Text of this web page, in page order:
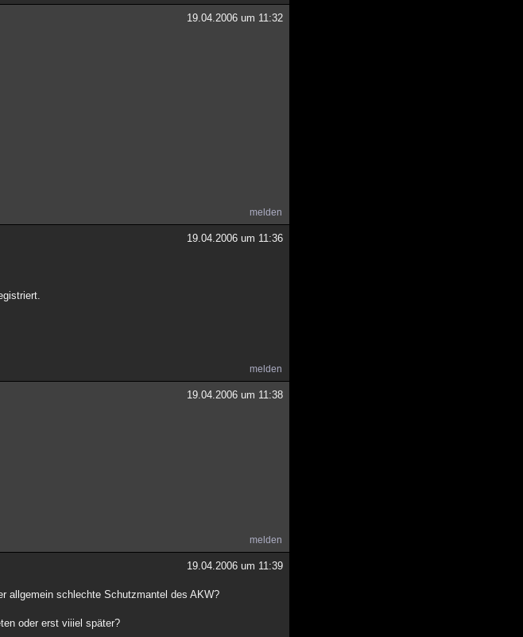
19.04.2006 um 11:32
melden
19.04.2006 um 11:36
melden
19.04.2006 um 11:38
melden
19.04.2006 um 11:39
allgemein schlechte Schutzmantel des AKW?
oder erst viiiel später?